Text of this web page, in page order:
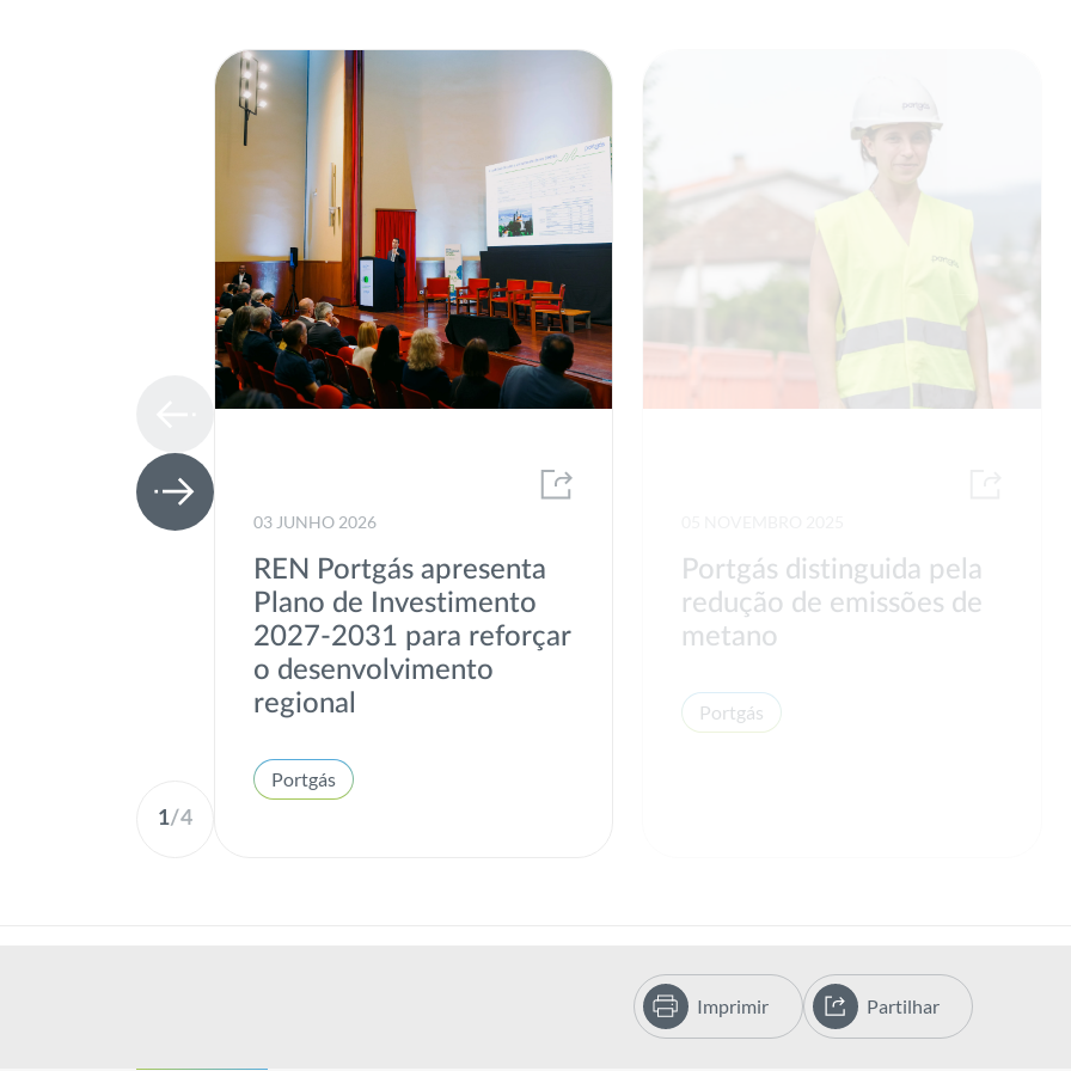
1/4
03 JUNHO 2026
REN Portgás apresenta
Plano de Investimento
2027-2031 para reforçar
o desenvolvimento
regional
Portgás
Portgás distinguida pela
redução de emissões de
metano
Portgás
Imprimir Partilhar